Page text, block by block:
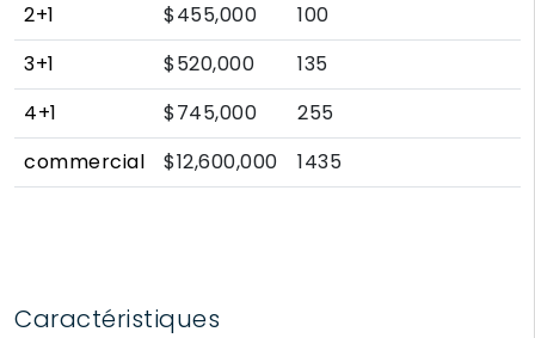
2+1 $455,000
100
3+1
$520,000
135
4+1
$745,000
255
commercial
$12,600,000 1435
Caractéristiques